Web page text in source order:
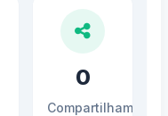
0
Compartilhamentos